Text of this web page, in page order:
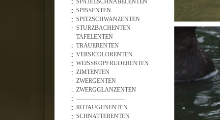
SPATELSCHNABELENTEN
SPISSENTEN
SPITZSCHWANZENTEN
STURZBACHENTEN
TAFELENTEN
TRAUERENTEN
VERSICOLORENTEN
WEISSKOPFRUDERENTEN
ZIMTENTEN
ZWERGENTEN
ZWERGGLANZENTEN
-------------------------
ROTAUGENENTEN
SCHNATTERENTEN